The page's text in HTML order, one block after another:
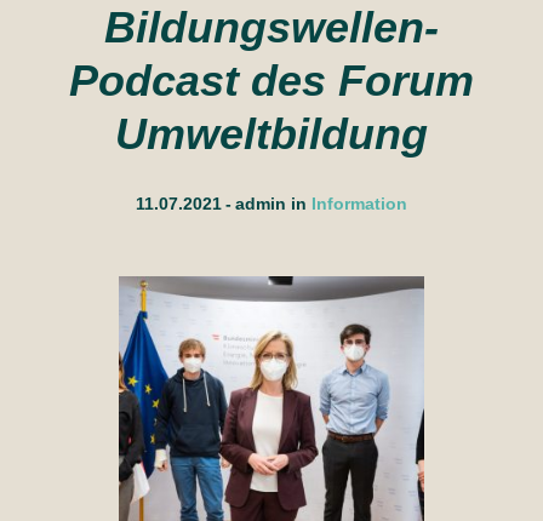
Bildungswellen-
Podcast des Forum
Umweltbildung
11.07.2021 admin in Information